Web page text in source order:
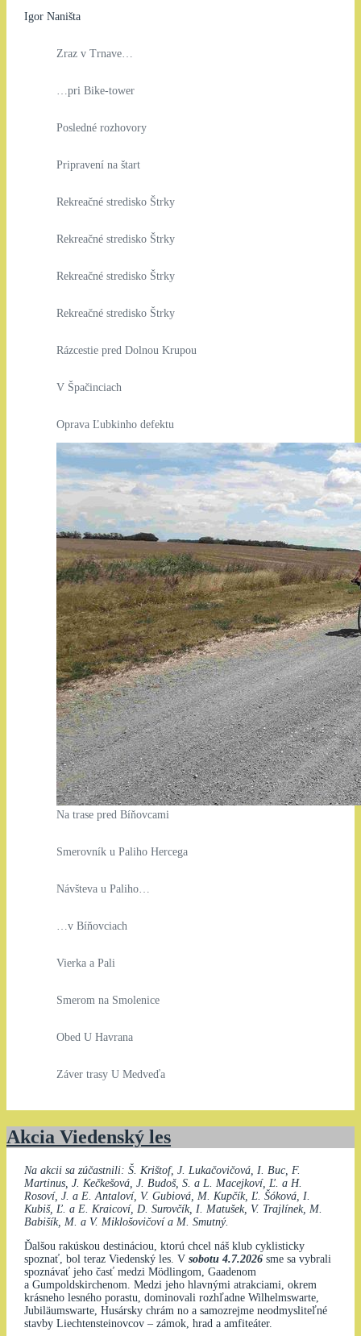
Igor Naništa
Zraz v Trnave…
…pri Bike-tower
Posledné rozhovory
Pripravení na štart
Rekreačné stredisko Štrky
Rekreačné stredisko Štrky
Rekreačné stredisko Štrky
Rekreačné stredisko Štrky
Rázcestie pred Dolnou Krupou
V Špačinciach
Oprava Ľubkinho defektu
Na trase pred Bíňovcami
Smerovník u Paliho Hercega
Návšteva u Paliho…
…v Bíňovciach
Vierka a Pali
Smerom na Smolenice
Obed U Havrana
Záver trasy U Medveďa
Akcia Viedenský les
Na akcii sa zúčastnili: Š. Krištof, J. Lukačovičová, I. Buc, F.
Martinus, J. Kečkešová, J. Budoš, S. a L. Macejkoví, Ľ. a H.
Rosoví, J. a E. Antaloví, V. Gubiová, M. Kupčík, Ľ. Šóková, I.
Kubiš, Ľ. a E. Kraicoví, D. Surovčík, I. Matušek, V. Trajlínek, M.
Babišík, M. a V. Miklošovičoví a M. Smutný.
Ďalšou rakúskou destináciou, ktorú chcel náš klub cyklisticky
spoznať, bol teraz Viedenský les. V sobotu 4.7.2026sme sa vybrali
spoznávať jeho časť medzi Mödlingom, Gaadenom
a Gumpoldskirchenom. Medzi jeho hlavnými atrakciami, okrem
krásneho lesného porastu, dominovali rozhľadne Wilhelmswarte,
Jubiläumswarte, Husársky chrám no a samozrejme neodmysliteľné
stavby Liechtensteinovcov – zámok, hrad a amfiteáter.